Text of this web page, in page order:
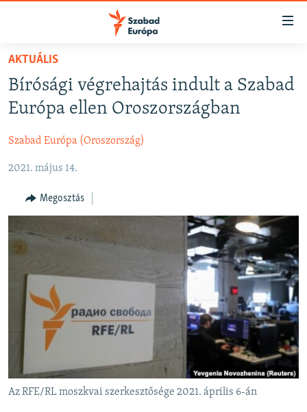
Akadálymentes
Ugrás
fő
oldalra
Ugrás
AKTUÁLIS
PODCASTOK
VIDEÓK
ELEMZŐ
NER15
TÁRSADALOM
A PÉNZ NYOMÁBAN
EURÓPAI UNIÓ
VILÁG
KLÍMAVÁLTOZÁS
A MÚLT TANULSÁGAI
AKTUÁLIS
Bírósági végrehajtás indult a Szabad
Európa ellen Oroszországban
Szabad Európa (Oroszország)
2021. május 14.
Megosztás
Az RFE/RL moszkvai szerkesztősége 2021. április 6-án